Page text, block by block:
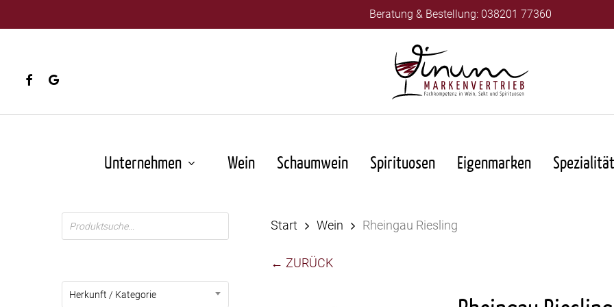
to
content
Beratung & Bestellung: 038201 77360
facebookgoogle-
Unternehmen Wein Schaumwein Spirituosen Eigenmarken
Products
search
Herkunft / Kategorie
Start Wein Rheingau Riesling
← ZURÜCK